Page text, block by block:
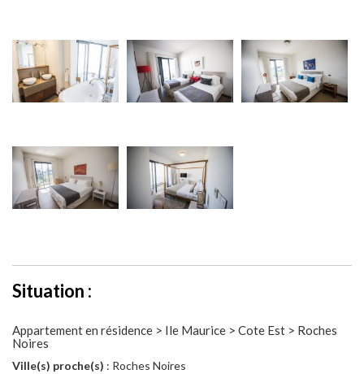
Situation :
Appartement en résidence > Ile Maurice > Cote Est > Roches
Noires
Ville(s) proche(s) : Roches Noires